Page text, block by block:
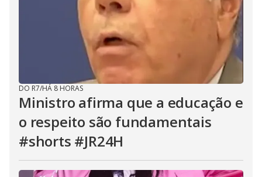
DO R7/HÁ 8 HORAS
Ministro afirma que a educação e
o respeito são fundamentais
#shorts #JR24H